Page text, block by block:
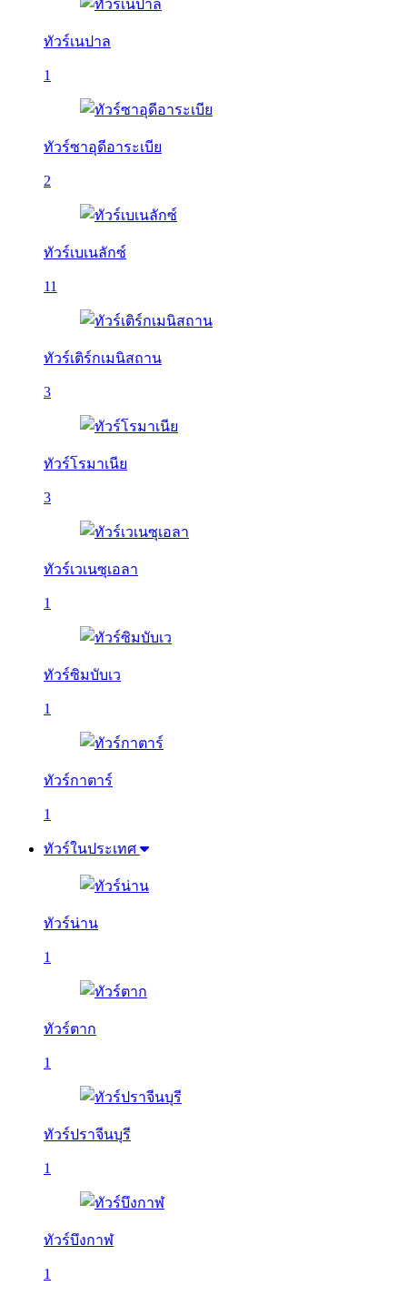
ทัวร์เนปาล
1
ทัวร์ซาอุดีอาระเบีย
2
ทัวร์เบเนลักซ์
11
ทัวร์เติร์กเมนิสถาน
3
ทัวร์โรมาเนีย
3
ทัวร์เวเนซุเอลา
1
ทัวร์ซิมบับเว
1
ทัวร์กาตาร์
1
ทัวร์ในประเทศ
ทัวร์น่าน
1
ทัวร์ตาก
1
ทัวร์ปราจีนบุรี
1
ทัวร์บึงกาฬ
1